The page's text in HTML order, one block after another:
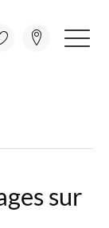
sur